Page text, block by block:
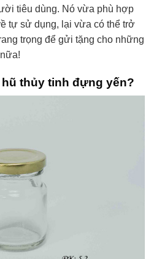
tiêu dùng. Nó vừa phù hợp
tự sử dụng, lại vừa có thể trở
trọng để gửi tặng cho những
thủy tinh đựng yến?